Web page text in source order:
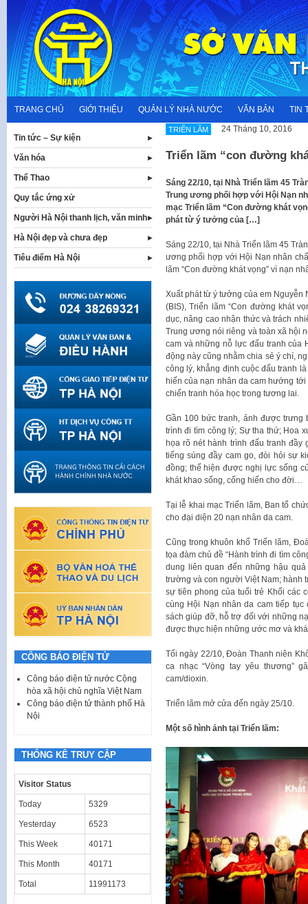
content
TRANG CHỦ GIỚI THIỆU QUẢN LÝ NHÀ NƯỚC VĂN BẢN TIN
TRIỂN LÃM 24 Tháng 10, 2016
Triển lãm “con đường
Sáng 22/10, tại Nhà Triển lãm 45
Trung ương phối hợp với Hội Nạn
mạc Triển lãm “Con đường khát
phát từ ý tưởng của […]
Sáng 22/10, tại Nhà Triển lãm 45
ương phối hợp với Hội Nạn nhân
lãm “Con đường khát vọng” vì nạn
Xuất phát từ ý tưởng của em Nguyễn
(BIS), Triển lãm “Con đường khát
dục, nâng cao nhận thức và trách
Trung ương nói riêng và toàn xã hội
cam và những nỗ lực đấu tranh của
động này cũng nhằm chia sẻ ý chí,
công lý, khẳng định cuộc đấu tranh
hiến của nạn nhân da cam hướng
chiến tranh hóa học trong tương lai.
Gần 100 bức tranh, ảnh được trưng
trình đi tìm công lý; Sự tha thứ; Hoa
họa rõ nét hành trình đấu tranh đầy
tiếng súng đầy cam go, đòi hỏi sự
đồng; thể hiện được nghị lực sống
khát khao sống, cống hiến cho đời…
Tại lễ khai mạc Triển lãm, Ban tổ
cho đại diện 20 nạn nhân da cam.
Cũng trong khuôn khổ Triển lãm,
tọa đàm chủ đề “Hành trình đi tìm
dung liên quan đến những hậu
trường và con người Việt Nam; hành
sự tiên phong của tuổi trẻ Khối các
cùng Hội Nạn nhân da cam tiếp
sách giúp đỡ, hỗ trợ đối với những
được thực hiện những ước mơ và
Tối ngày 22/10, Đoàn Thanh niên
ca nhạc “Vòng tay yêu thương”
cam/dioxin.
Triển lãm mở cửa đến ngày 25/10.
Một số hình ảnh tại Triển lãm:
Tin tức – Sự kiện
Văn hóa
Thể Thao
Quy tắc ứng xử
Người Hà Nội thanh lịch, văn minh
Hà Nội đẹp và chưa đẹp
Tiêu điểm Hà Nội
CÔNG BÁO ĐIỆN TỬ
Công báo điện tử nước Cộng
hòa xã hội chủ nghĩa Việt Nam
Công báo điện tử thành phố Hà
Nội
THỐNG KÊ TRUY CẬP
Visitor Status
Today 5329
Yesterday 6523
This Week 40171
This Month 40171
Total 11991173